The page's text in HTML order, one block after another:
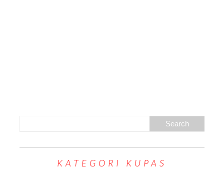
KATEGORI KUPAS